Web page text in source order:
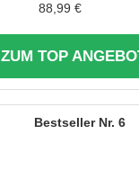
88,99 €
ZUM TOP
6